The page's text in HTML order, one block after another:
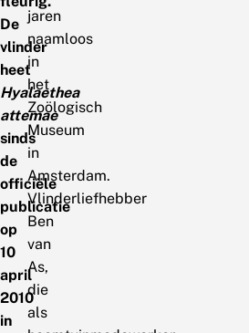
De
vlinder
heet
Hyalaethea
attemae
sinds
de
officiële
publicatie
op
10
april
2010
in
jaren
naamloos
in
het
Zoölogisch
Museum
in
Amsterdam.
Vlinderliefhebber
Ben
van
As,
die
als